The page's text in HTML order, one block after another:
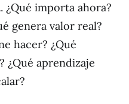
. ¿Qué importa ahora?
genera valor real?
hacer? ¿Qué
¿Qué aprendizaje